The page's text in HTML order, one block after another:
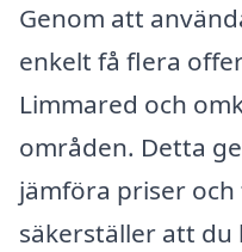
Genom att
enkelt få flera
Limmared och
områden. Detta
jämföra priser
säkerställer att du